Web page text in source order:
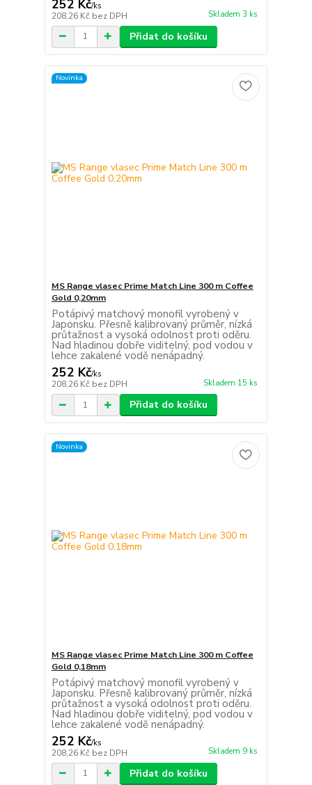
252 Kč/ks
208,26 Kč bez DPH Skladem 3 ks
Přidat do košíku
Novinka
MS Range vlasec Prime Match Line 300 m Coffee
Gold 0,20mm
Potápivý matchový monofil vyrobený v
Japonsku. Přesně kalibrovaný průměr, nízká
průtažnost a vysoká odolnost proti oděru.
Nad hladinou dobře viditelný, pod vodou v
lehce zakalené vodě nenápadný.
252 Kč/ks
208,26 Kč bez DPH Skladem 15 ks
Přidat do košíku
Novinka
MS Range vlasec Prime Match Line 300 m Coffee
Gold 0,18mm
Potápivý matchový monofil vyrobený v
Japonsku. Přesně kalibrovaný průměr, nízká
průtažnost a vysoká odolnost proti oděru.
Nad hladinou dobře viditelný, pod vodou v
lehce zakalené vodě nenápadný.
252 Kč/ks
208,26 Kč bez DPH Skladem 9 ks
Přidat do košíku